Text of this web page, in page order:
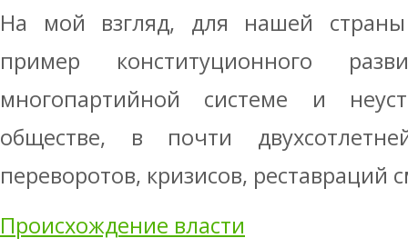
На мой взгляд, для нашей страны
пример конституционного
многопартийной системе и
обществе, в почти
переворотов, кризисов, реставраций
Происхождение власти